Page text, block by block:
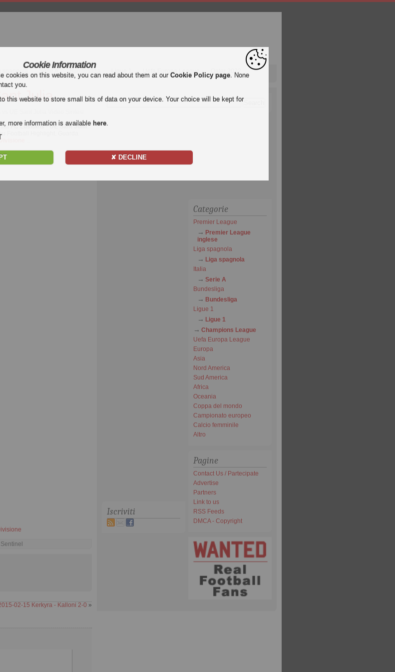
spagnola Serie A Ligue 1 Uefa Europa League Qatar 2022
Julia
FC Lusitans - UE Sant Julia.
Football Highlight. Guarda
Sentinel
02-15 Kerkyra - Kalloni 2-0 »
Iscriviti
Categorie
Premier League
Premier League
inglese
Liga spagnola
Liga spagnola
Italia
Serie A
Bundesliga
Bundesliga
Ligue 1
Ligue 1
Champions League
Uefa Europa League
Europa
Asia
Nord America
Sud America
Africa
Oceania
Coppa del mondo
Campionato europeo
Calcio femminile
Altro
Pagine
Contact Us / Partecipate
Advertise
Partners
Link to us
RSS Feeds
DMCA - Copyright
Cookie Information
cookies on this website, you can read about them at our Cookie Policy page. None
you.
this website to store small bits of data on your device. Your choice will be kept for
more information is available here.
✘ DECLINE